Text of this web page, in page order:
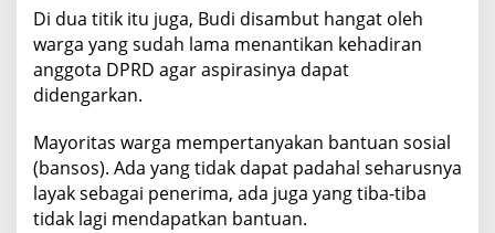
i
s
,
a
p
a
w
Di dua titik itu juga, Budi disambut hangat oleh
warga yang sudah lama menantikan kehadiran
anggota DPRD agar aspirasinya dapat
didengarkan.
Mayoritas warga mempertanyakan bantuan sosial
(bansos). Ada yang tidak dapat padahal seharusnya
layak sebagai penerima, ada juga yang tiba-tiba
tidak lagi mendapatkan bantuan.